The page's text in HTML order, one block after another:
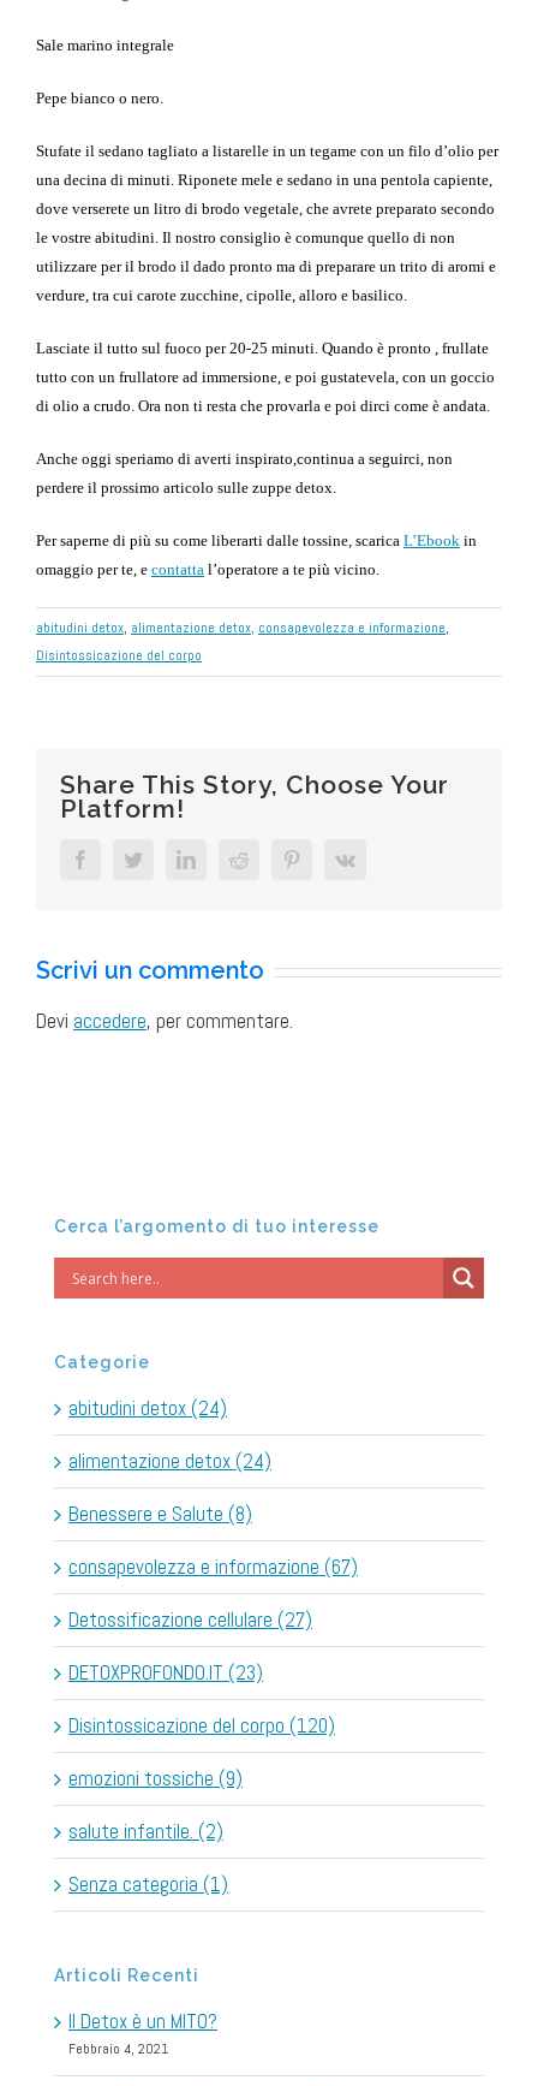
Sale marino integrale
Pepe bianco o nero.
Stufate il sedano tagliato a listarelle in un tegame con un filo d’olio per
una decina di minuti. Riponete mele e sedano in una pentola capiente,
dove verserete un litro di brodo vegetale, che avrete preparato secondo
le vostre abitudini. Il nostro consiglio è comunque quello di non
utilizzare per il brodo il dado pronto ma di preparare un trito di aromi e
verdure, tra cui carote zucchine, cipolle, alloro e basilico.
Lasciate il tutto sul fuoco per 20-25 minuti. Quando è pronto , frullate
tutto con un frullatore ad immersione, e poi gustatevela, con un goccio
di olio a crudo. Ora non ti resta che provarla e poi dirci come è andata.
Anche oggi speriamo di averti inspirato,continua a seguirci, non
perdere il prossimo articolo sulle zuppe detox.
Per saperne di più su come liberarti dalle tossine, scarica L’Ebook in
omaggio per te, e contatta l’operatore a te più vicino.
abitudini detox, alimentazione detox, consapevolezza e informazione,
Disintossicazione del corpo
Share This Story, Choose Your
Platform!
FacebookTwitterLinkedInReddit PinterestVk
Scrivi un commento
Devi accedere, per commentare.
Cerca l’argomento di tuo interesse
Categorie
abitudini detox (24)
alimentazione detox (24)
Benessere e Salute (8)
consapevolezza e informazione (67)
Detossificazione cellulare (27)
DETOXPROFONDO.IT (23)
Disintossicazione del corpo (120)
emozioni tossiche (9)
salute infantile. (2)
Senza categoria (1)
Articoli Recenti
Il Detox è un MITO?
Febbraio 4, 2021